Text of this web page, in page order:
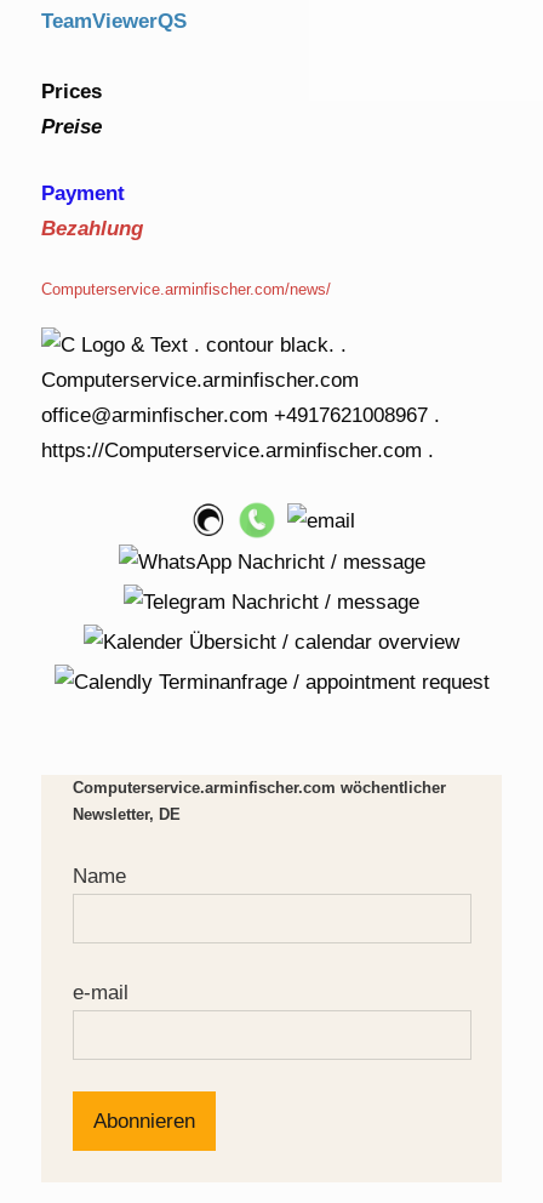
TeamViewerQS
Prices
Preise
Payment
Bezahlung
Computerservice.arminfischer.com/news/
Computerservice.arminfischer.com wöchentlicher
Newsletter, DE
Name
e-mail